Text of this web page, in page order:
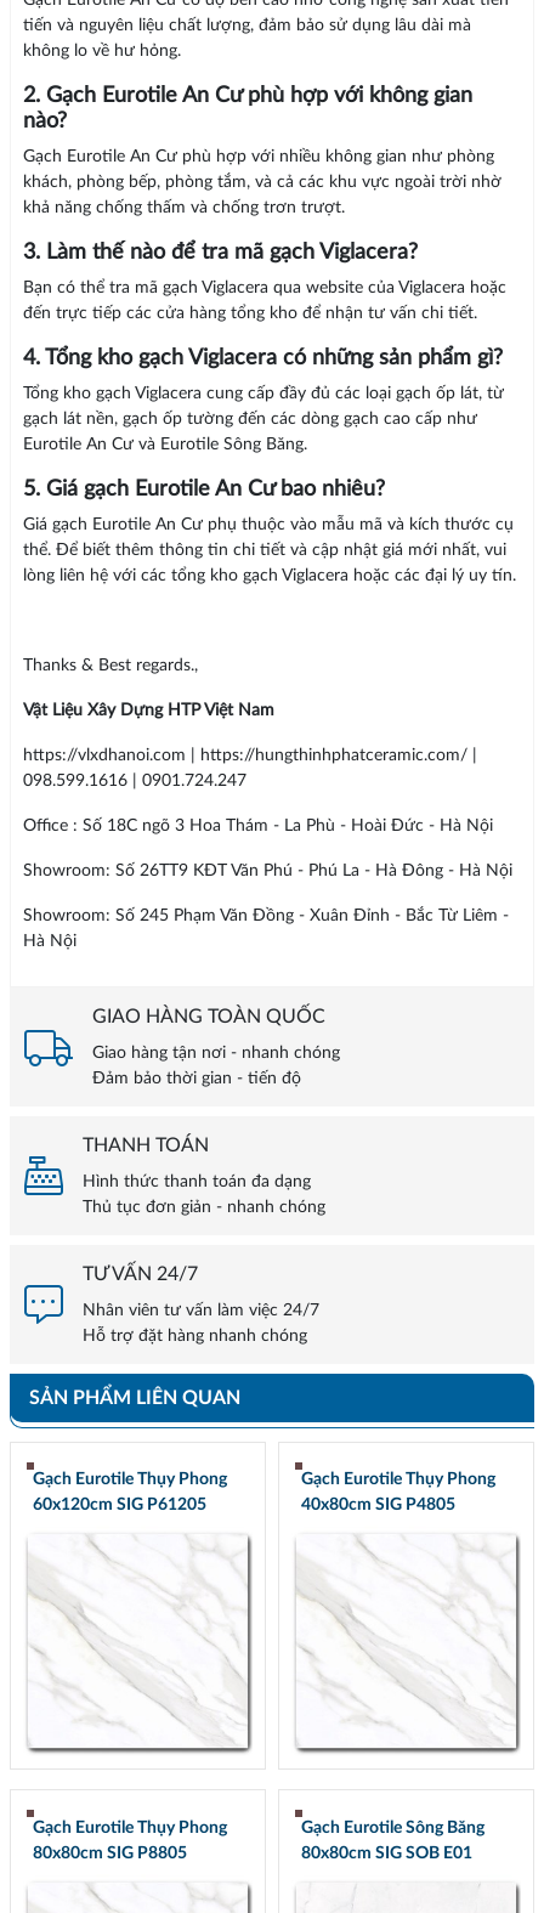
tiến và nguyên liệu chất lượng, đảm bảo sử dụng lâu dài mà
không lo về hư hỏng.
2. Gạch Eurotile An Cư phù hợp với không gian
nào?
Gạch Eurotile An Cư phù hợp với nhiều không gian như phòng
khách, phòng bếp, phòng tắm, và cả các khu vực ngoài trời nhờ
khả năng chống thấm và chống trơn trượt.
3. Làm thế nào để tra mã gạch Viglacera?
Bạn có thể tra mã gạch Viglacera qua website của Viglacera hoặc
đến trực tiếp các cửa hàng tổng kho để nhận tư vấn chi tiết.
4. Tổng kho gạch Viglacera có những sản phẩm gì?
Tổng kho gạch Viglacera cung cấp đầy đủ các loại gạch ốp lát, từ
gạch lát nền, gạch ốp tường đến các dòng gạch cao cấp như
Eurotile An Cư và Eurotile Sông Băng.
5. Giá gạch Eurotile An Cư bao nhiêu?
Giá gạch Eurotile An Cư phụ thuộc vào mẫu mã và kích thước cụ
thể. Để biết thêm thông tin chi tiết và cập nhật giá mới nhất, vui
lòng liên hệ với các tổng kho gạch Viglacera hoặc các đại lý uy tín.
Thanks & Best regards.,
Vật Liệu Xây Dựng HTP Việt Nam
https://vlxdhanoi.com | https://hungthinhphatceramic.com/ |
098.599.1616 | 0901.724.247
Office : Số 18C ngõ 3 Hoa Thám - La Phù - Hoài Đức - Hà Nội
Showroom: Số 26TT9 KĐT Văn Phú - Phú La - Hà Đông - Hà Nội
Showroom: Số 245 Phạm Văn Đồng - Xuân Đỉnh - Bắc Từ Liêm -
Hà Nội
GIAO HÀNG TOÀN QUỐC
Giao hàng tận nơi - nhanh chóng
Đảm bảo thời gian - tiến độ
THANH TOÁN
Hình thức thanh toán đa dạng
Thủ tục đơn giản - nhanh chóng
TƯ VẤN 24/7
Nhân viên tư vấn làm việc 24/7
Hỗ trợ đặt hàng nhanh chóng
SẢN PHẨM LIÊN QUAN
Gạch Eurotile Thụy Phong
60x120cm SIG P61205
Gạch Eurotile Thụy Phong
40x80cm SIG P4805
Gạch Eurotile Thụy Phong
80x80cm SIG P8805
Gạch Eurotile Sông Băng
80x80cm SIG SOB E01